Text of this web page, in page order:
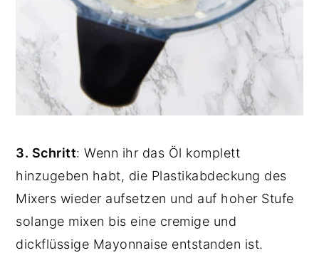
3. Schritt: Wenn ihr das Öl komplett
hinzugeben habt, die Plastikabdeckung des
Mixers wieder aufsetzen und auf hoher Stufe
solange mixen bis eine cremige und
dickflüssige Mayonnaise entstanden ist.